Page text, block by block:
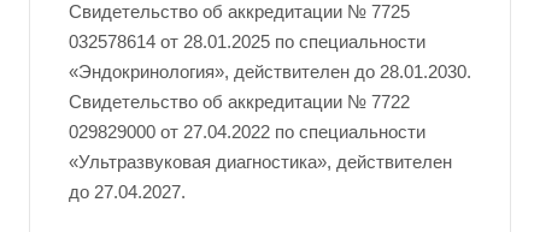
Свидетельство об аккредитации № 7725
032578614 от 28.01.2025 по специальности
«Эндокринология», действителен до 28.01.2030.
Свидетельство об аккредитации № 7722
029829000 от 27.04.2022 по специальности
«Ультразвуковая диагностика», действителен
до 27.04.2027.